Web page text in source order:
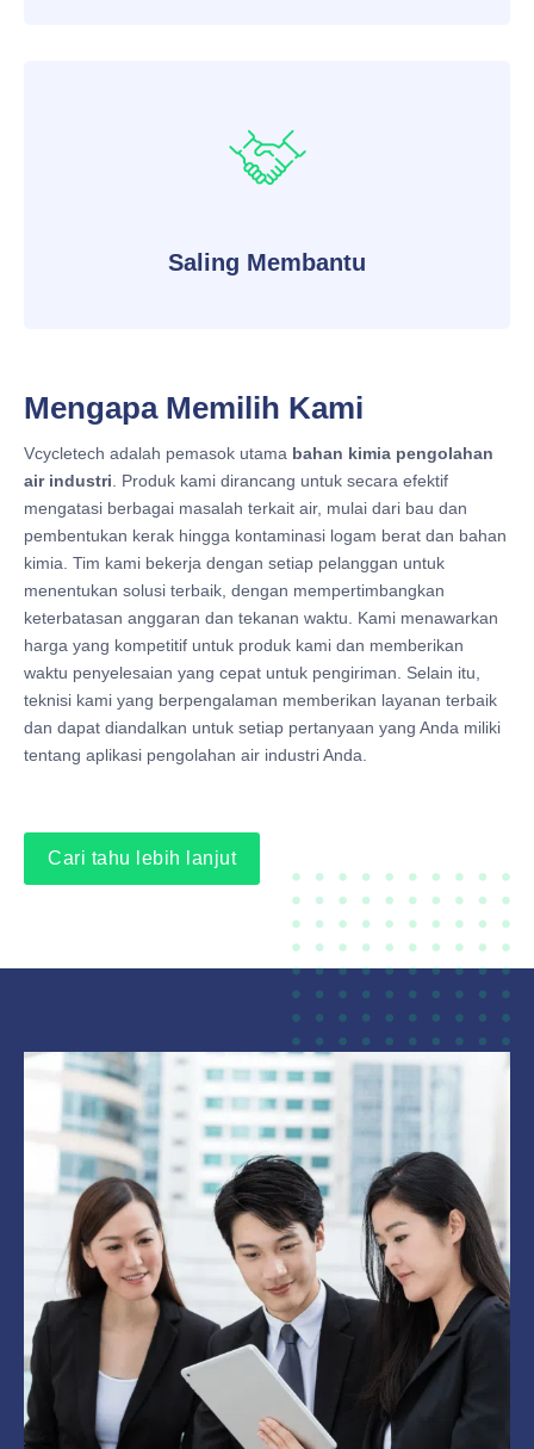
Saling Membantu
Mengapa Memilih Kami
Vcycletech adalah pemasok utama bahan kimia pengolahan
air industri . Produk kami dirancang untuk secara efektif
mengatasi berbagai masalah terkait air, mulai dari bau dan
pembentukan kerak hingga kontaminasi logam berat dan bahan
kimia. Tim kami bekerja dengan setiap pelanggan untuk
menentukan solusi terbaik, dengan mempertimbangkan
keterbatasan anggaran dan tekanan waktu. Kami menawarkan
harga yang kompetitif untuk produk kami dan memberikan
waktu penyelesaian yang cepat untuk pengiriman. Selain itu,
teknisi kami yang berpengalaman memberikan layanan terbaik
dan dapat diandalkan untuk setiap pertanyaan yang Anda miliki
tentang aplikasi pengolahan air industri Anda.
Cari tahu lebih lanjut